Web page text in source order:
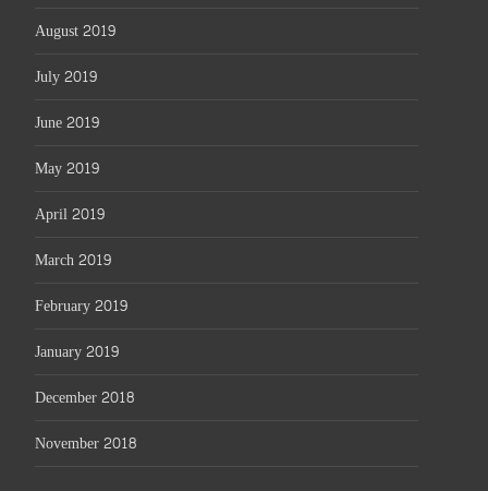
August 2019
July 2019
June 2019
May 2019
April 2019
March 2019
February 2019
January 2019
December 2018
November 2018